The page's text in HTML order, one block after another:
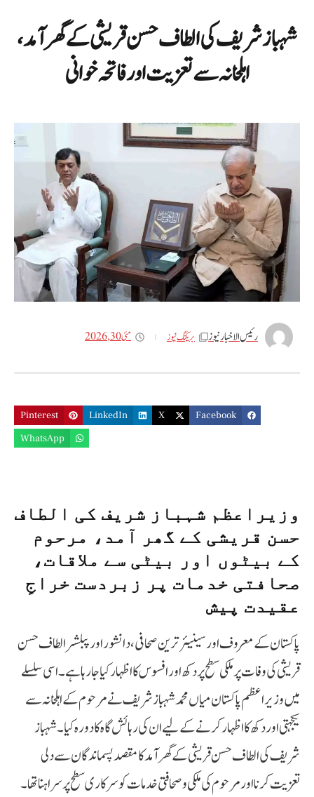
شہباز شریف کی الطاف حسن قریشی کے گھر آمد،
اہلخانہ سے تعزیت اور فاتحہ خوانی
رئیس الاخبار نیوز بریکنگ نیوز مئی 30, 2026
Facebook
X
LinkedIn
Pinterest
WhatsApp
وزیراعظم شہباز شریف کی الطاف
حسن قریشی کے گھر آمد، مرحوم
کے بیٹوں اور بیٹی سے ملاقات،
صحافتی خدمات پر زبردست خراجِ
عقیدت پیش
پاکستان کے معروف اور سینیئر ترین صحافی، دانشور اور پبلشر الطاف حسن
قریشی کی وفات پر ملکی سطح پر دکھ اور افسوس کا اظہار کیا جا رہا ہے۔ اسی سلسلے
میں وزیراعظم پاکستان میاں محمد شہباز شریف نے مرحوم کے اہلخانہ سے
یکجہتی اور دکھ کا اظہار کرنے کے لیے ان کی رہائش گاہ کا دورہ کیا۔ شہباز
شریف کی الطاف حسن قریشی کے گھر آمد کا مقصد پسماندگان سے دلی
تعزیت کرنا اور مرحوم کی ملکی و صحافتی خدمات کو سرکاری سطح پر سراہنا تھا۔